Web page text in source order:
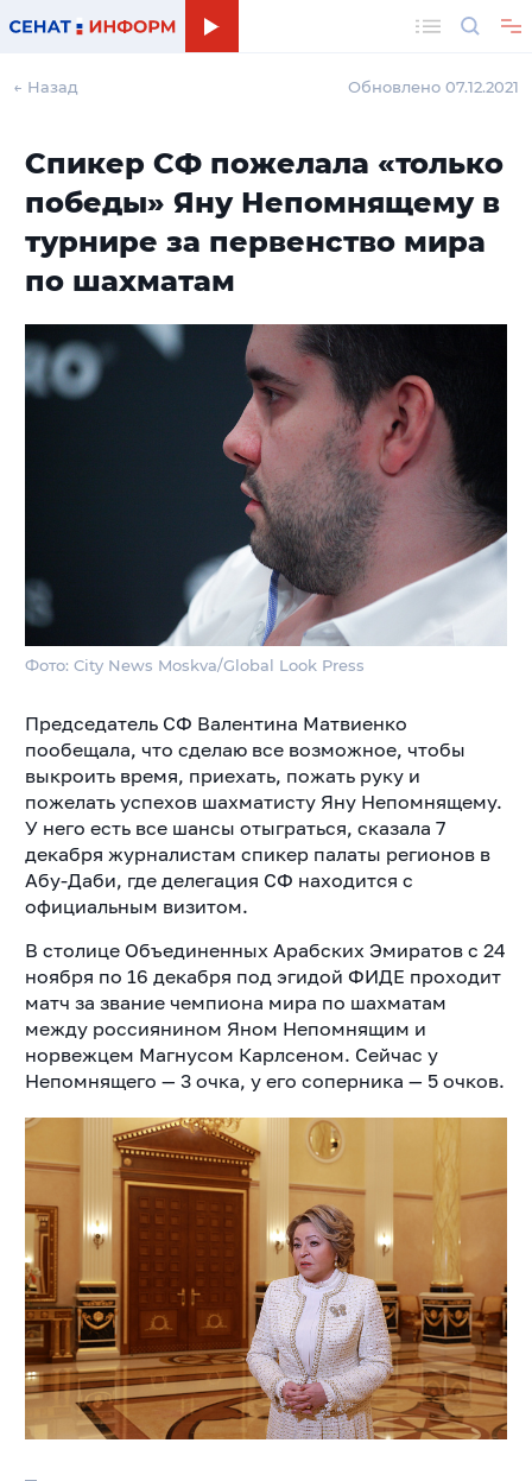
← Назад Обновлено 07.12.2021
Спикер СФ пожелала «только
победы» Яну Непомнящему в
турнире за первенство мира
по шахматам
Фото: City News Moskva/Global Look Press
Председатель СФ Валентина Матвиенко
пообещала, что сделаю все возможное, чтобы
выкроить время, приехать, пожать руку и
пожелать успехов шахматисту Яну Непомнящему.
У него есть все шансы отыграться, сказала 7
декабря журналистам спикер палаты регионов в
Абу-Даби, где делегация СФ находится с
официальным визитом.
В столице Объединенных Арабских Эмиратов с 24
ноября по 16 декабря под эгидой ФИДЕ проходит
матч за звание чемпиона мира по шахматам
между россиянином Яном Непомнящим и
норвежцем Магнусом Карлсеном. Сейчас у
Непомнящего — 3 очка, у его соперника — 5 очков.